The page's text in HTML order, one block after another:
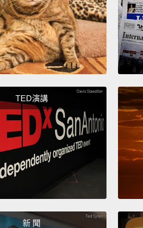
TED演講
新 聞